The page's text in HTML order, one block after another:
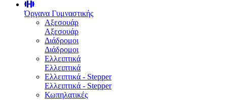
Όργανα Γυμναστικής
Αξεσουάρ
Αξεσουάρ
Διάδρομοι
Διάδρομοι
Ελλειπτικά
Ελλειπτικά
Ελλειπτικά - Stepper
Ελλειπτικά - Stepper
Κωπηλατικές